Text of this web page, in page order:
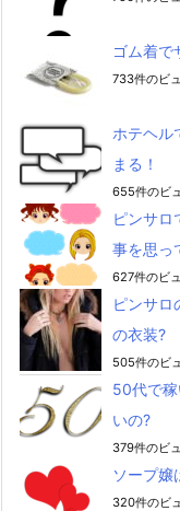
ゴム着で
733件のビ
ホテヘル
まる！
655件のビ
ピンサロ
事を思っ
627件のビ
ピンサロ
の衣装?
505件のビ
50代で
いの?
379件のビ
ソープ嬢
320件のビ